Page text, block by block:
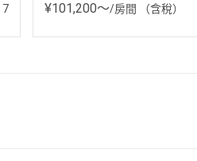
7
¥101,200〜/房間 （含稅）